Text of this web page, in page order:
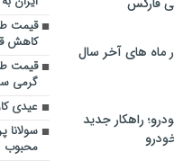
ماه های آخر سال
راهکار جدید
کاهش
گرمی
عیدی
سولانا
محبوب